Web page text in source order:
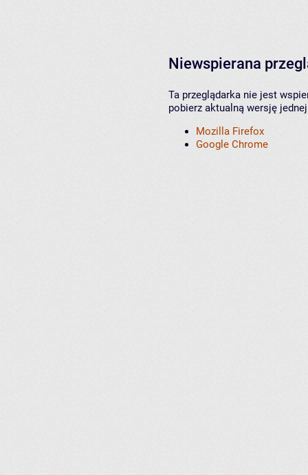
Niewspierana
Ta przeglądarka nie jest
pobierz aktualną wersję
Mozilla Firefox
Google Chrome